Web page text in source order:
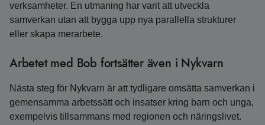
verksamheter. En utmaning har varit att utveckla
samverkan utan att bygga upp nya parallella strukturer
eller skapa merarbete.
Arbetet med Bob fortsätter även i Nykvarn
Nästa steg för Nykvarn är att tydligare omsätta samverkan i
gemensamma arbetssätt och insatser kring barn och unga,
exempelvis tillsammans med regionen och näringslivet.